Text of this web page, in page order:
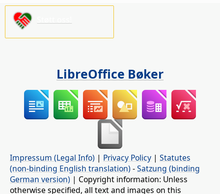
LibreOffice Bøker
Impressum (Legal Info) | Privacy Policy | Statutes
(non-binding English translation) -Satzung (binding
German version) | Copyright information: Unless
otherwise specified, all text and images on this